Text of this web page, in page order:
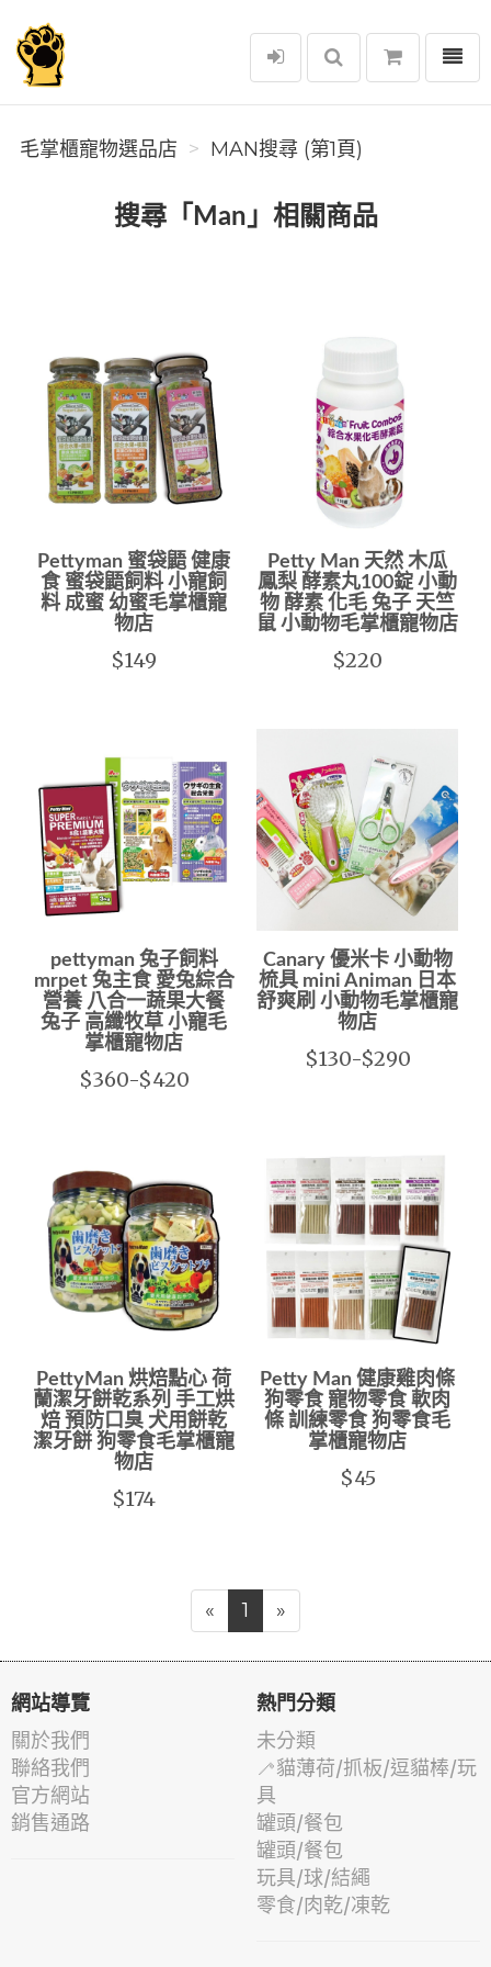
毛掌櫃寵物選品店
選單
毛掌櫃寵物選品店 MAN搜尋 (第1頁)
搜尋「Man」相關商品
Pettyman 蜜袋鼯 健康
食 蜜袋鼯飼料 小寵飼
料 成蜜 幼蜜毛掌櫃寵
物店
$149
Petty Man 天然 木瓜
鳳梨 酵素丸100錠 小動
物 酵素 化毛 兔子 天竺
鼠 小動物毛掌櫃寵物店
$220
pettyman 兔子飼料
mrpet 兔主食 愛兔綜合
營養 八合一蔬果大餐
兔子 高纖牧草 小寵毛
掌櫃寵物店
$360-$420
Canary 優米卡 小動物
梳具 mini Animan 日本
舒爽刷 小動物毛掌櫃寵
物店
$130-$290
PettyMan 烘焙點心 荷
蘭潔牙餅乾系列 手工烘
焙 預防口臭 犬用餅乾
潔牙餅 狗零食毛掌櫃寵
物店
$174
Petty Man 健康雞肉條
狗零食 寵物零食 軟肉
條 訓練零食 狗零食毛
掌櫃寵物店
$45
« 1 »
網站導覽
關於我們
聯絡我們
官方網站
銷售通路
熱門分類
未分類
🦯貓薄荷/抓板/逗貓棒/玩
具
罐頭/餐包
罐頭/餐包
玩具/球/結繩
零食/肉乾/凍乾